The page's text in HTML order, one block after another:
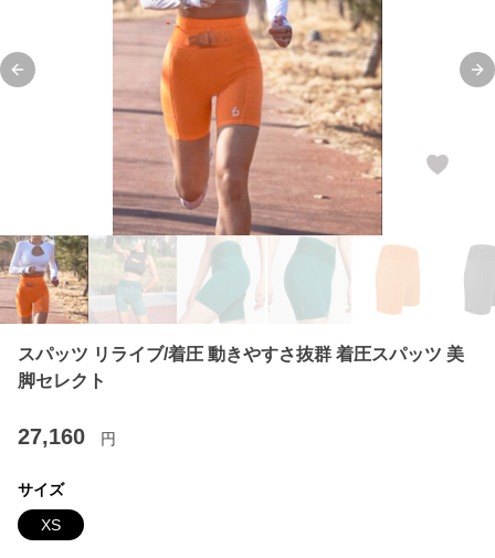
Previous slide
スパッツ リライブ/着圧 動きやすさ抜群 着圧スパッツ 美
脚セレクト
27,160 円
サイズ
XS